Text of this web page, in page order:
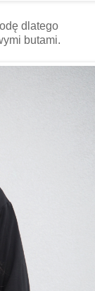
dlatego
butami.